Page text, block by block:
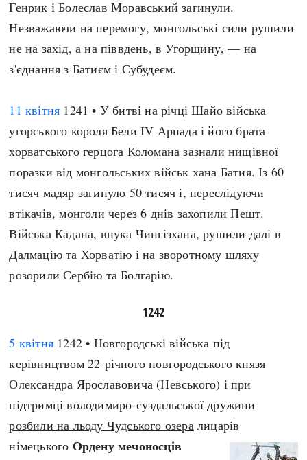
Генрик і Болеслав Моравський загинули.
Незважаючи на перемогу, монгольські сили рушили
не на захід, а на піввдень, в Угорщину, — на
з'єднання з Батиєм і Субудеєм.
11 квітня 1241 • У битві на річці Шайо війська
угорського короля Бели IV Арпада і його брата
хорватського герцога Коломана зазнали нищівної
поразки від монгольських військ хана Батия. Із 60
тисяч мадяр загинуло 50 тисяч і, переслідуючи
втікачів, монголи через 6 днів захопили Пешт.
Війська Кадана, внука Чингізхана, рушили далі в
Далмацію та Хорватію і на зворотному шляху
розорили Сербію та Болгарію.
1242
5 квітня 1242 • Новгородські війська під
керівництвом 22-річного новгородського князя
Олександра Ярославовича (Невського) і при
підтримці володимиро-суздальської дружини
розбили на льоду Чудського озералицарів
німецького Ордену мечоносців